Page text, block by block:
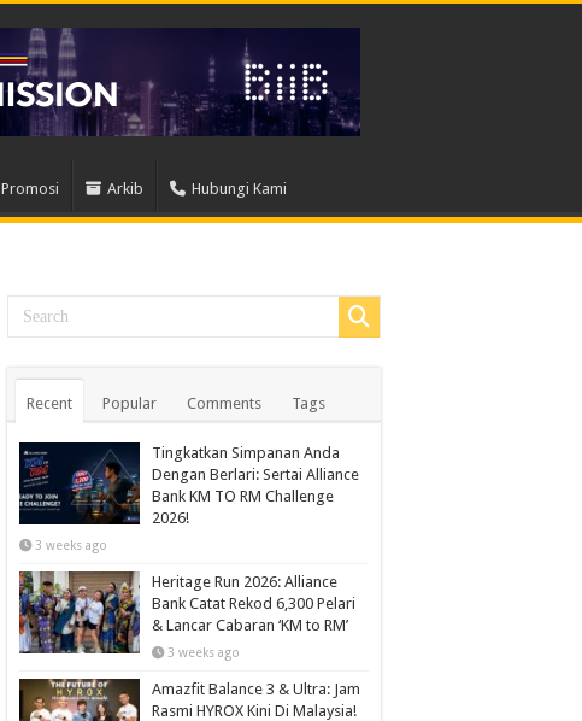
Promosi Arkib Hubungi Kami
Recent Popular Comments Tags
Tingkatkan Simpanan Anda
Dengan Berlari: Sertai Alliance
Bank KM TO RM Challenge
2026!
3 weeks ago
Heritage Run 2026: Alliance
Bank Catat Rekod 6,300 Pelari
& Lancar Cabaran ‘KM to RM’
3 weeks ago
Amazfit Balance 3 & Ultra: Jam
Rasmi HYROX Kini Di Malaysia!